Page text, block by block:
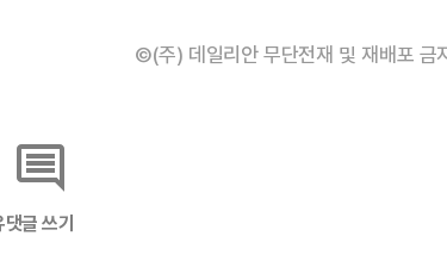
©(주) 데일리안 무단전재 및 재배포 금
댓글 쓰기